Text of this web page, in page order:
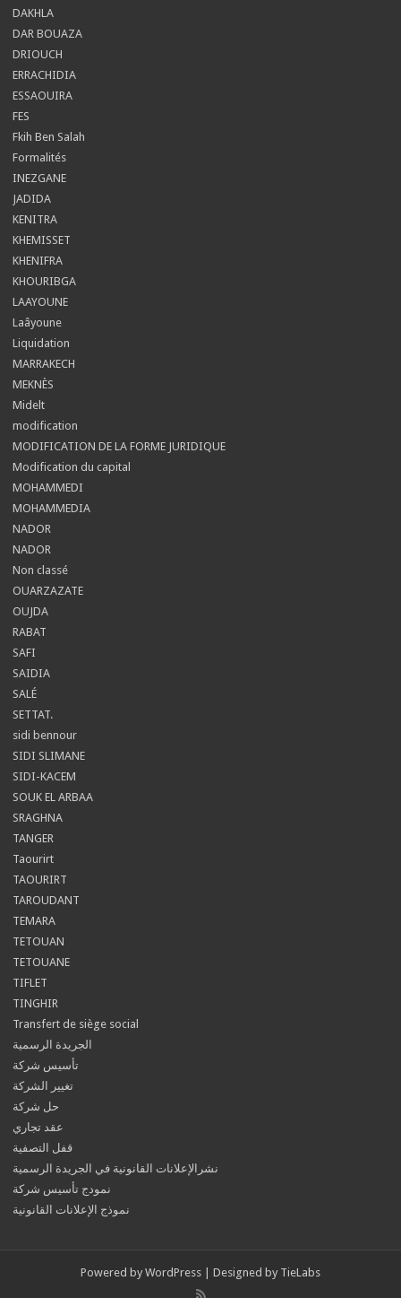
DAKHLA
DAR BOUAZA
DRIOUCH
ERRACHIDIA
ESSAOUIRA
FES
Fkih Ben Salah
Formalités
INEZGANE
JADIDA
KENITRA
KHEMISSET
KHENIFRA
KHOURIBGA
LAAYOUNE
Laâyoune
Liquidation
MARRAKECH
MEKNÈS
Midelt
modification
MODIFICATION DE LA FORME JURIDIQUE
Modification du capital
MOHAMMEDI
MOHAMMEDIA
NADOR
NADOR
Non classé
OUARZAZATE
OUJDA
RABAT
SAFI
SAIDIA
SALÉ
SETTAT.
sidi bennour
SIDI SLIMANE
SIDI-KACEM
SOUK EL ARBAA
SRAGHNA
TANGER
Taourirt
TAOURIRT
TAROUDANT
TEMARA
TETOUAN
TETOUANE
TIFLET
TINGHIR
Transfert de siège social
الجريدة الرسمية
تأسيس شركة
تغيير الشركة
حل شركة
عقد تجاري
قفل التصفية
نشرالإعلانات القانونية في الجريدة الرسمية
نمودج تأسيس شركة
نموذج الإعلانات القانونية
Powered by WordPress | Designed by TieLabs